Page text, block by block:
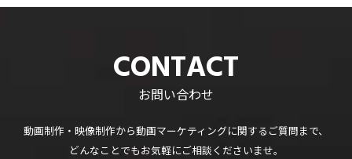
CONTACT
お問い合わせ
動画制作・映像制作から動画マーケティングに関するご質問まで、
どんなことでもお気軽にご相談くださいませ。